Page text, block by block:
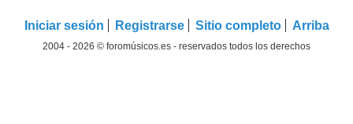
Iniciar sesión Registrarse Sitio completo Arriba
2004 - 2026 © foromúsicos.es - reservados todos los derechos